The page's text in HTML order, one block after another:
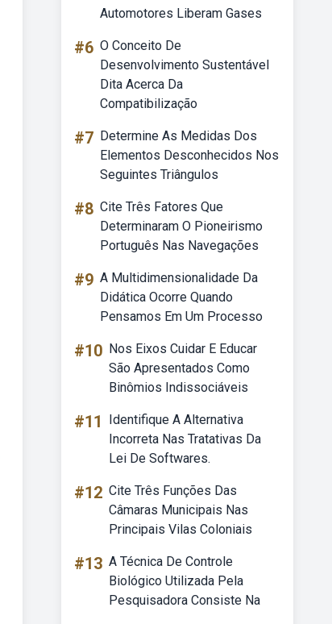
Automotores Liberam Gases
#6 O Conceito De
Desenvolvimento Sustentável
Dita Acerca Da
Compatibilização
#7 Determine As Medidas Dos
Elementos Desconhecidos Nos
Seguintes Triângulos
#8 Cite Três Fatores Que
Determinaram O Pioneirismo
Português Nas Navegações
#9 A Multidimensionalidade Da
Didática Ocorre Quando
Pensamos Em Um Processo
#10 Nos Eixos Cuidar E Educar
São Apresentados Como
Binômios Indissociáveis
#11
Identifique A Alternativa
Incorreta Nas Tratativas Da
Lei De Softwares.
#12 Cite Três Funções Das
Câmaras Municipais Nas
Principais Vilas Coloniais
#13 A Técnica De Controle
Biológico Utilizada Pela
Pesquisadora Consiste Na